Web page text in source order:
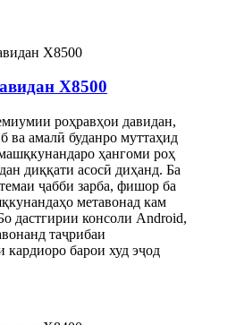
X8500
роҳравҳои давидан,
ва амалӣ буданро муттаҳид
ҳангоми роҳ
диққати асосӣ диҳанд. Ба
ҷабби зарба, фишор ба
метавонад кам
дастгирии консоли Android,
таҷрибаи
кардиоро барои худ эҷод